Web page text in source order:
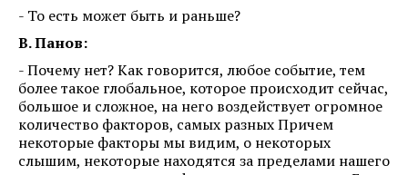
- То есть может быть и раньше?
В. Панов:
- Почему нет? Как говорится, любое событие, тем
более такое глобальное, которое происходит сейчас,
большое и сложное, на него воздействует огромное
количество факторов, самых разных Причем
некоторые факторы мы видим, о некоторых
слышим, некоторые находятся за пределами нашего